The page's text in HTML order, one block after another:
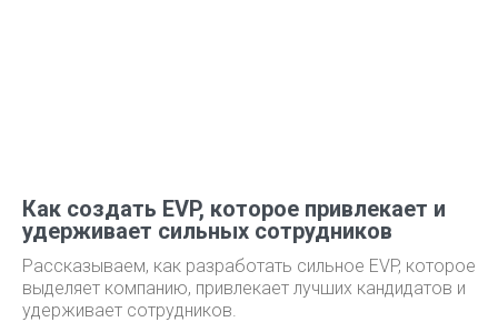
Как создать EVP, которое привлекает и
удерживает сильных сотрудников
Рассказываем, как разработать сильное EVP, которое
выделяет компанию, привлекает лучших кандидатов и
удерживает сотрудников.